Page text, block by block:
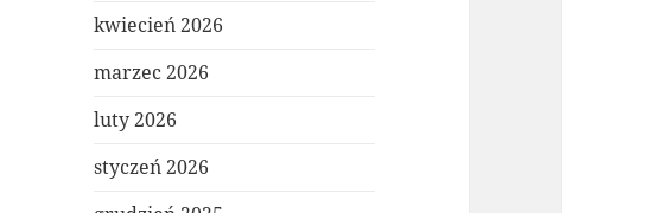
kwiecień 2026
marzec 2026
luty 2026
styczeń 2026